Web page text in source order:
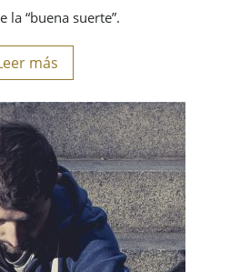
la “buena suerte”.
más